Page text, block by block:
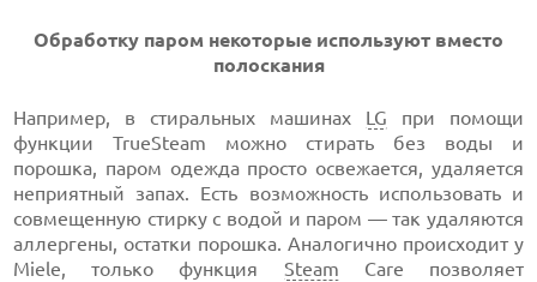
Обработку паром некоторые используют вместо
полоскания
Например, в стиральных машинах LG при помощи
функции TrueSteam можно стирать без воды и
порошка, паром одежда просто освежается, удаляется
неприятный запах. Есть возможность использовать и
совмещенную стирку с водой и паром — так удаляются
аллергены, остатки порошка. Аналогично происходит у
Miele, только функция Steam Care позволяет